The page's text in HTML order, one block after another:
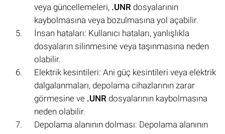
veya güncellemeleri, .UNR dosyalarının
kaybolmasına veya bozulmasına yol açabilir.
İnsan hataları: Kullanıcı hataları, yanlışlıkla
dosyaların silinmesine veya taşınmasına neden
olabilir.
Elektrik kesintileri: Ani güç kesintileri veya elektrik
dalgalanmaları, depolama cihazlarının zarar
görmesine ve .UNR dosyalarının kaybolmasına
neden olabilir.
Depolama alanının dolması: Depolama alanının